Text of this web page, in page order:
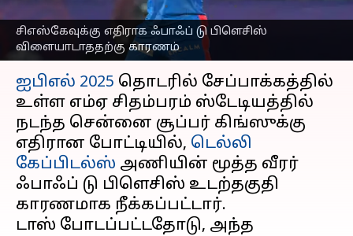
சிஎஸ்கேவுக்கு எதிராக ஃபாஃப் டு பிளெசிஸ்
விளையாடாததற்கு காரணம்
Sekar Chinnappan Apr 05, 2025
செய்தி முன்னோட்டம்
ஐபிஎல் 2025 தொடரில் சேப்பாக்கத்தில்
உள்ள எம்ஏ சிதம்பரம் ஸ்டேடியத்தில்
நடந்த சென்னை சூப்பர் கிங்ஸுக்கு
எதிரான போட்டியில், டெல்லி
கேப்பிடல்ஸ் அணியின் மூத்த வீரர்
ஃபாஃப் டு பிளெசிஸ் உடற்தகுதி
காரணமாக நீக்கப்பட்டார்.
டாஸ் போடப்பட்டதோடு, அந்த